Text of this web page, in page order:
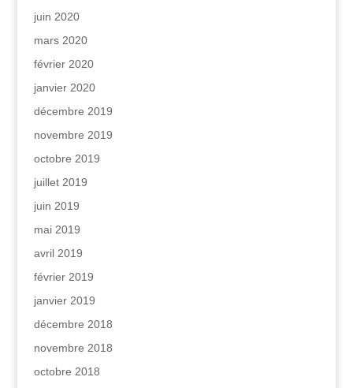
juin 2020
mars 2020
février 2020
janvier 2020
décembre 2019
novembre 2019
octobre 2019
juillet 2019
juin 2019
mai 2019
avril 2019
février 2019
janvier 2019
décembre 2018
novembre 2018
octobre 2018